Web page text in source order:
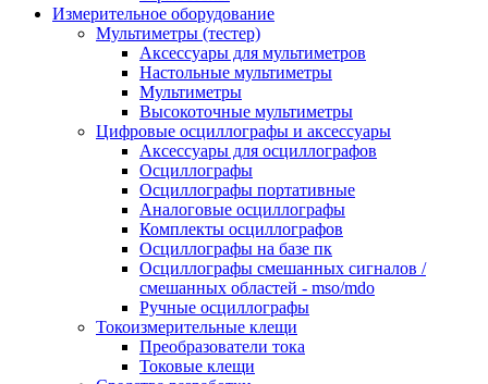
Измерительное оборудование
Мультиметры (тестер)
Аксессуары для мультиметров
Настольные мультиметры
Мультиметры
Высокоточные мультиметры
Цифровые осциллографы и аксессуары
Аксессуары для осциллографов
Осциллографы
Осциллографы портативные
Аналоговые осциллографы
Комплекты осциллографов
Осциллографы на базе пк
Осциллографы смешанных сигналов /
смешанных областей - mso/mdo
Ручные осциллографы
Токоизмерительные клещи
Преобразователи тока
Токовые клещи